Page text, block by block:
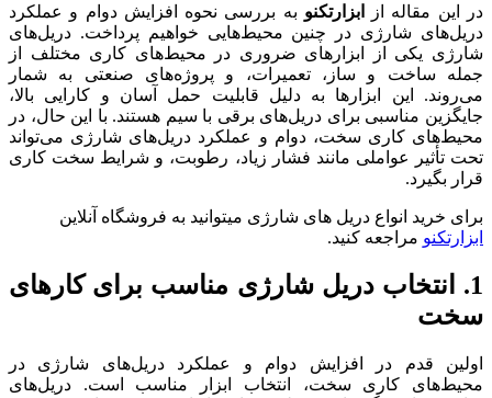
در این مقاله از ابزارتکنو به بررسی نحوه افزایش دوام و عملکرد
دریل‌های شارژی در چنین محیط‌هایی خواهیم پرداخت. دریل‌های
شارژی یکی از ابزارهای ضروری در محیط‌های کاری مختلف از
جمله ساخت و ساز، تعمیرات، و پروژه‌های صنعتی به شمار
می‌روند. این ابزارها به دلیل قابلیت حمل آسان و کارایی بالا،
جایگزین مناسبی برای دریل‌های برقی با سیم هستند. با این حال، در
محیط‌های کاری سخت، دوام و عملکرد دریل‌های شارژی می‌تواند
تحت تأثیر عواملی مانند فشار زیاد، رطوبت، و شرایط سخت کاری
قرار بگیرد.
برای خرید انواع دریل های شارژی میتوانید به فروشگاه آنلاین
ابزارتکنو مراجعه کنید.
1.
انتخاب دریل شارژی مناسب برای کارهای
سخت
اولین قدم در افزایش دوام و عملکرد دریل‌های شارژی در
محیط‌های کاری سخت، انتخاب ابزار مناسب است. دریل‌های